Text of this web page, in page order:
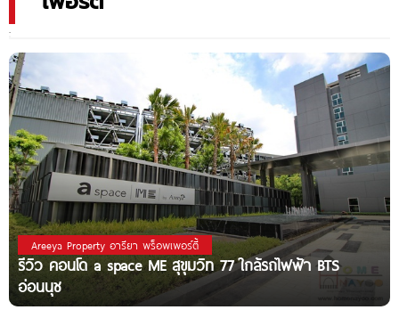
Areeya Property อารียา พร็อพเพอร์ตี้
รีวิว คอนโด a space ME สุขุมวิท 77 ใกล้รถไฟฟ้า BTS
อ่อนนุช